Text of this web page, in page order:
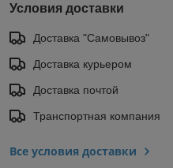
Условия доставки
Доставка "Самовывоз"
Доставка курьером
Доставка почтой
Транспортная компания
Все условия доставки